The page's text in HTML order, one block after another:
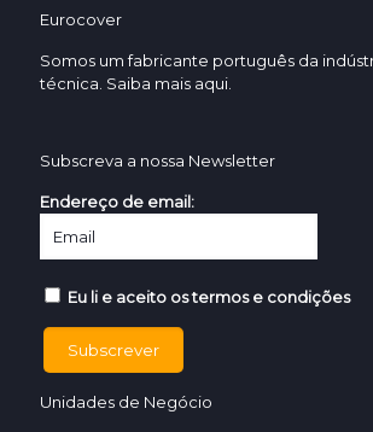
Eurocover
Somos um fabricante português da
técnica. Saiba mais aqui.
Subscreva a nossa Newsletter
Endereço de email:
Eu li e aceito os termos e condições
Unidades de Negócio